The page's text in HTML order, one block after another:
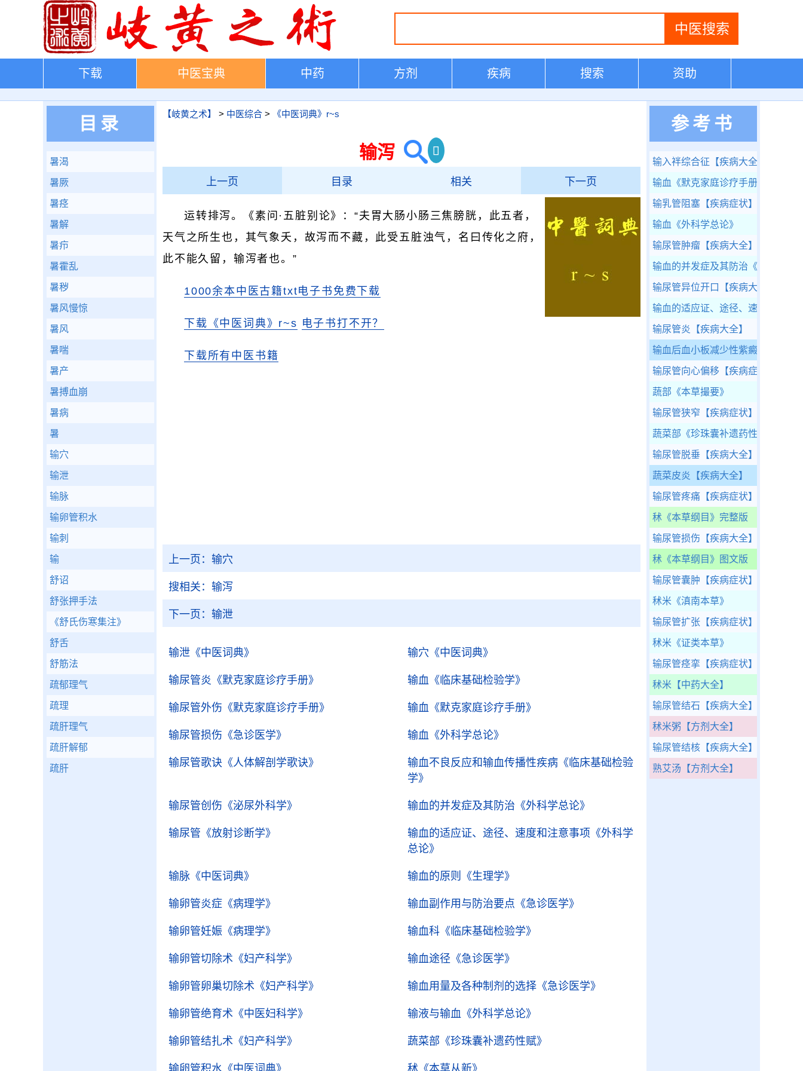
下载 中医宝典 中药 方剂 疾病 搜索 资助
【岐黄之术】 > 中医综合 > 《中医词典》r~s
输泻
上一页 目录 相关 下一页
运转排泻。《素问·五脏别论》：“夫胃大肠小肠三焦膀胱，此五者，
天气之所生也，其气象夭，故泻而不藏，此受五脏浊气，名曰传化之府，
此不能久留，输泻者也。”
1000余本中医古籍txt电子书免费下载
下载《中医词典》r~s 电子书打不开？
下载所有中医书籍
上一页： 输穴
搜相关： 输泻
下一页： 输泄
输泄 《中医词典》 输穴 《中医词典》
输尿管炎 《默克家庭诊疗手册》 输血 《临床基础检验学》
输尿管外伤 《默克家庭诊疗手册》 输血 《默克家庭诊疗手册》
输尿管损伤 《急诊医学》 输血 《外科学总论》
输尿管歌诀 《人体解剖学歌诀》 输血不良反应和输血传播性疾病 《临床基础检验
学》
输尿管创伤 《泌尿外科学》 输血的并发症及其防治 《外科学总论》
输尿管 《放射诊断学》 输血的适应证、途径、速度和注意事项 《外科学
总论》
输脉 《中医词典》 输血的原则 《生理学》
输卵管炎症 《病理学》 输血副作用与防治要点 《急诊医学》
输卵管妊娠 《病理学》 输血科 《临床基础检验学》
输卵管切除术 《妇产科学》 输血途径 《急诊医学》
输卵管卵巢切除术 《妇产科学》 输血用量及各种制剂的选择 《急诊医学》
输卵管绝育术 《中医妇科学》 输液与输血 《外科学总论》
输卵管结扎术 《妇产科学》 蔬菜部 《珍珠囊补遗药性赋》
输卵管积水 《中医词典》 秫 《本草从新》
目录
暑渴
暑厥
暑痉
暑解
暑疖
暑霍乱
暑秽
暑风慢惊
暑风
暑喘
暑产
暑搏血崩
暑病
暑
输穴
输泄
输脉
输卵管积水
输刺
输
舒诏
舒张押手法
《舒氏伤寒集注》
舒舌
舒筋法
疏郁理气
疏理
疏肝理气
疏肝解郁
疏肝
参考书
输入袢综合征 【疾病大全】
输血 《默克家庭诊疗手册》
输乳管阻塞 【疾病症状】
输血 《外科学总论》
输尿管肿瘤 【疾病大全】
输血的并发症及其防治 《外科学总
输尿管异位开口 【疾病大全】
输血的适应证、途径、速度和注意
输尿管炎 【疾病大全】
输血后血小板减少性紫癜
输尿管向心偏移 【疾病症状】
蔬部 《本草撮要》
输尿管狭窄 【疾病症状】
蔬菜部 《珍珠囊补遗药性赋》
输尿管脱垂 【疾病大全】
蔬菜皮炎 【疾病大全】
输尿管疼痛 【疾病症状】
秫 《本草纲目》完整版
输尿管损伤 【疾病大全】
秫 《本草纲目》图文版
输尿管囊肿 【疾病症状】
秫米 《滇南本草》
输尿管扩张 【疾病症状】
秫米 《证类本草》
输尿管痉挛 【疾病症状】
秫米 【中药大全】
输尿管结石 【疾病大全】
秫米粥 【方剂大全】
输尿管结核 【疾病大全】
熟艾汤 【方剂大全】